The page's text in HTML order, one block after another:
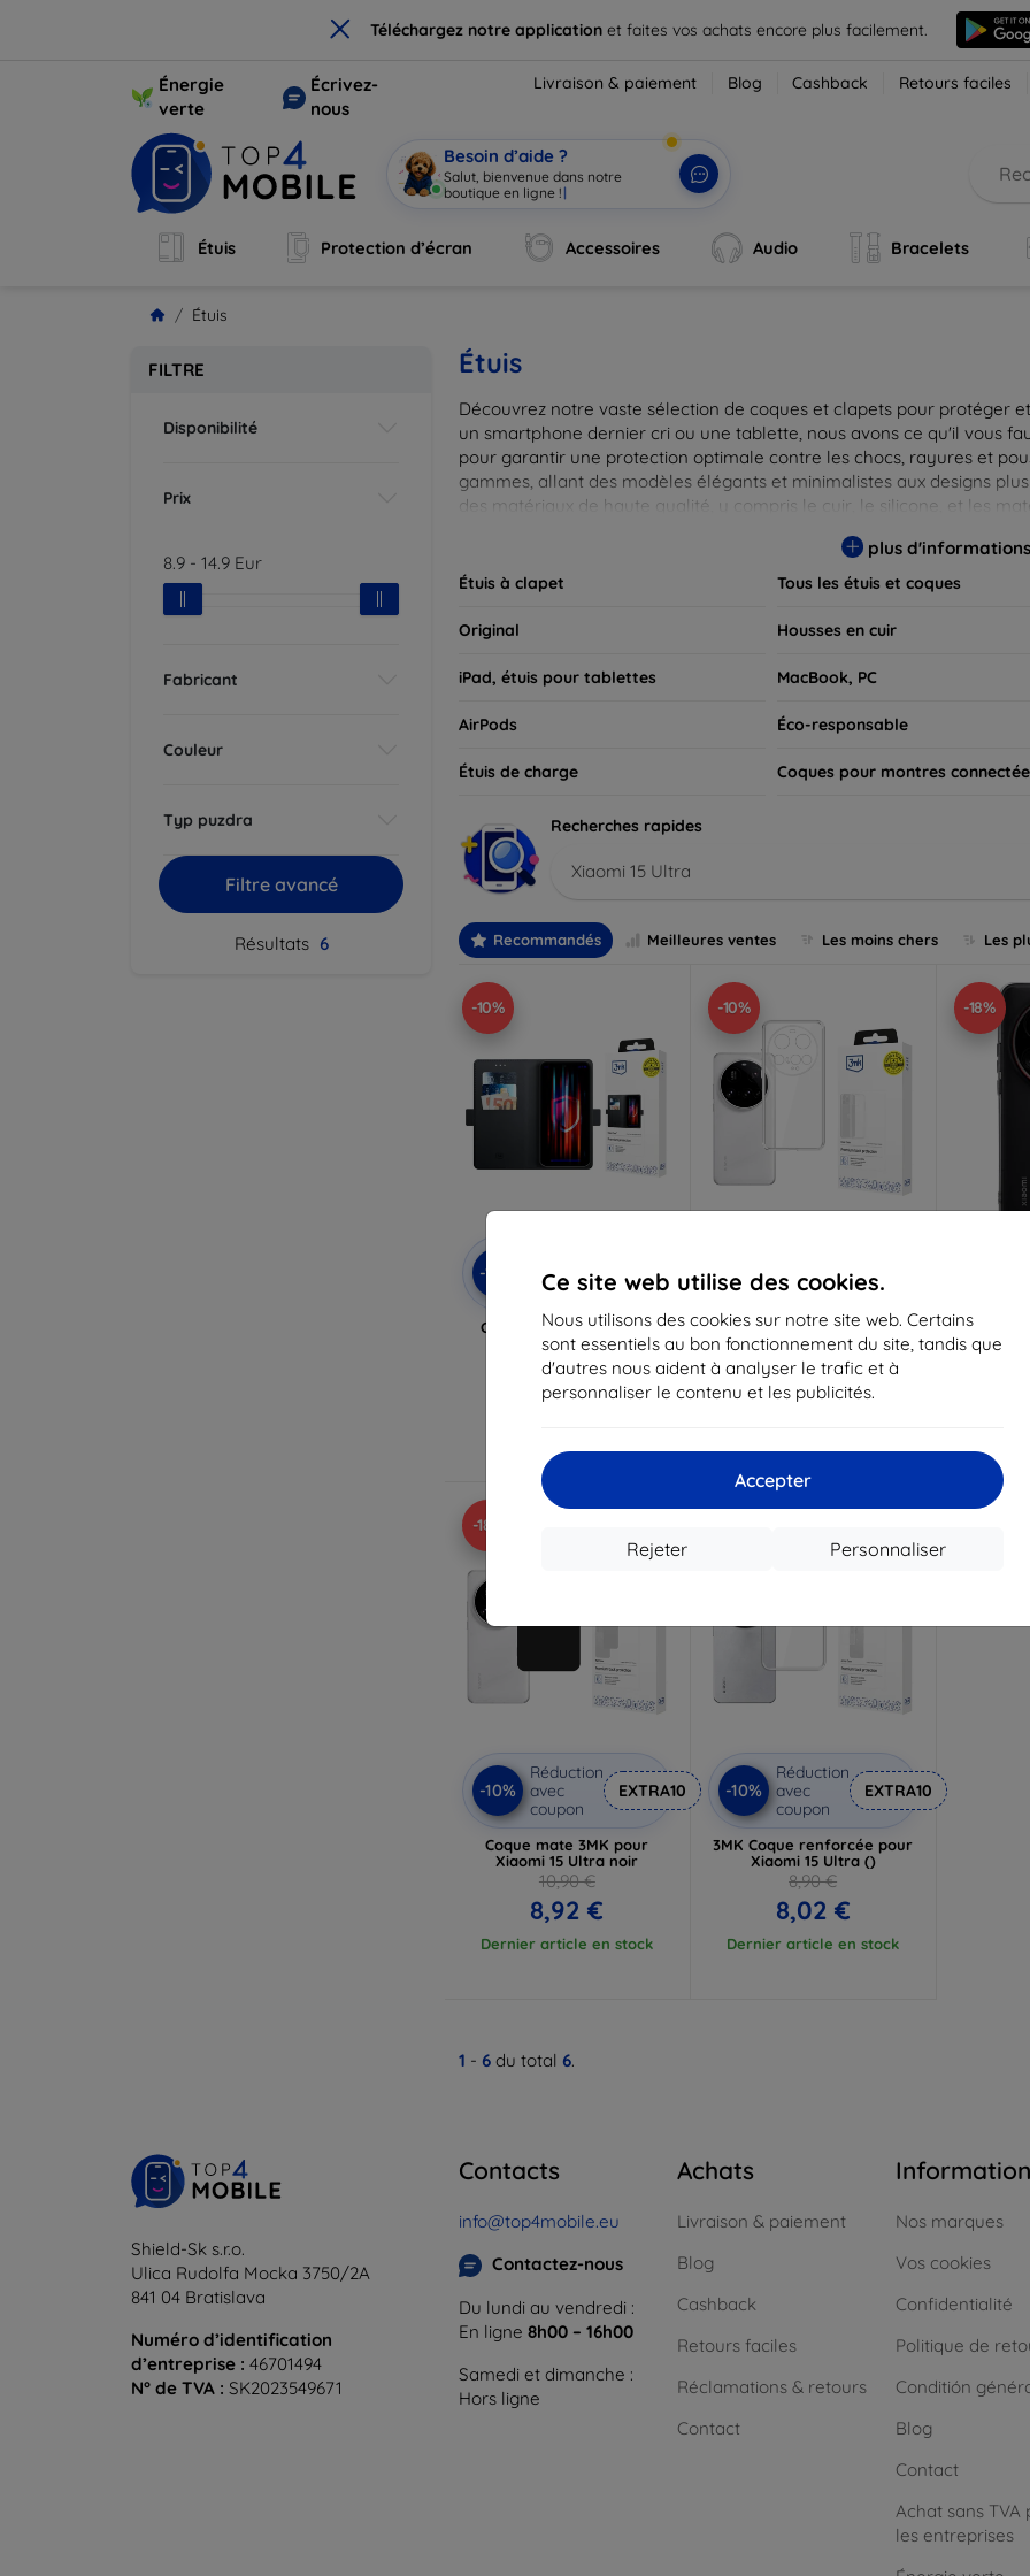
× Téléchargez notre application et faites vos achats encore plus facilement.
Ce site web utilise des cookies.
Nous utilisons des cookies sur notre site web. Certains
sont essentiels au bon fonctionnement du site, tandis que
d'autres nous aident à analyser le trafic et à
personnaliser le contenu et les publicités.
Accepter
Personnaliser
Rejeter
Énergie
verte
Écrivez-
nous
Livraison & paiement Blog Cashback Retours faciles
Besoin d’aide ?
Salut, bienvenue dans notre
boutique en ligne ! |
Étuis Protection d’écran Accessoires Audio Bracelets
Étuis
FILTRE
Disponibilité
Prix
8.9 - 14.9 Eur
Fabricant
Couleur
Typ puzdra
Filtre avancé
Résultats 6
Étuis
Découvrez notre vaste sélection de coques et clapets pour protéger
un smartphone dernier cri ou une tablette, nous avons ce qu'il vous
pour garantir une protection optimale contre les chocs, rayures et
gammes, allant des modèles élégants et minimalistes aux designs
des matériaux de haute qualité, y compris le cuir, le silicone, et les
plus d'informations
Étuis à clapet Tous les étuis et coques
Original Housses en cuir
iPad, étuis pour tablettes MacBook, PC
AirPods Éco-responsable
Étuis de charge Coques pour montres
Recherches rapides
Xiaomi 15 Ultra
Recommandés Meilleures ventes Les moins chers Les
-10%
-10%
avec
coupon
EXTRA10
Coque portefeuille 3MK
pour Xiaomi 15 Ultra
14,90 €
13,42 €
-10%
-10%
coupon
Coque transparente 3MK
pour Xiaomi 15 Ultra
10,90 €
9,80 €
-18%
Coque
-18%
-10%
Réduction
avec
coupon
EXTRA10
Coque mate 3MK pour
Xiaomi 15 Ultra noir
10,90 €
8,92 €
Dernier article en stock
-10%
Réduction
avec
coupon
EXTRA10
3MK Coque renforcée pour
Xiaomi 15 Ultra ()
8,90 €
8,02 €
Dernier article en stock
1 - 6 du total 6.
Shield-Sk s.r.o.
Ulica Rudolfa Mocka 3750/2A
841 04 Bratislava
Numéro d’identification
d’entreprise : 46701494
N° de TVA : SK2023549671
Contacts
info@top4mobile.eu
Contactez-nous
Du lundi au vendredi :
En ligne 8h00 – 16h00
Samedi et dimanche :
Hors ligne
Achats
Livraison & paiement
Blog
Cashback
Retours faciles
Réclamations & retours
Contact
Nos marques
Vos cookies
Confidentialité
Politique de
Conditión
Blog
Contact
Achat sans TVA
les entreprises